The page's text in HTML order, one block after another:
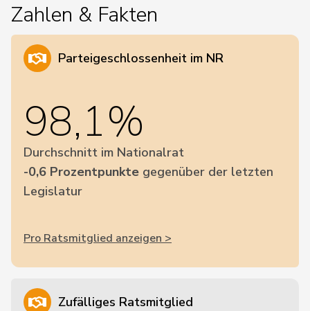
Zahlen & Fakten
Parteigeschlossenheit im NR
98,1%
Durchschnitt im Nationalrat
-0,6 Prozentpunkte gegenüber der letzten
Legislatur
Pro Ratsmitglied anzeigen >
Zufälliges Ratsmitglied